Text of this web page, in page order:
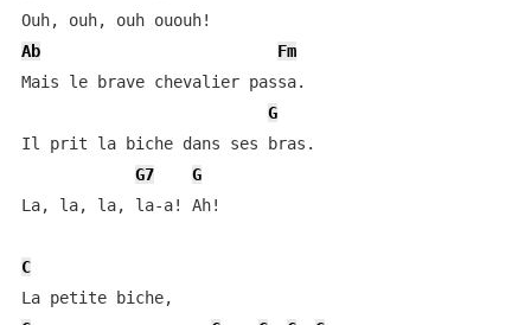
Ab
Fm
Mais le brave chevalier passa.
G
Il prit la biche dans ses bras.
G7
G
La, la, la, la-a! Ah!
C